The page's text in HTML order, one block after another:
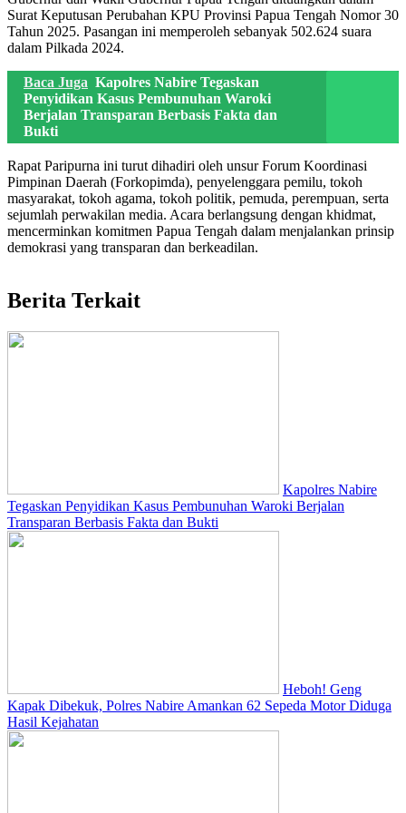
Surat Keputusan Perubahan KPU Provinsi Papua Tengah Nomor 30
Tahun 2025. Pasangan ini memperoleh sebanyak 502.624 suara
dalam Pilkada 2024.
Baca Juga Kapolres Nabire Tegaskan
Penyidikan Kasus Pembunuhan Waroki
Berjalan Transparan Berbasis Fakta dan
Bukti
Rapat Paripurna ini turut dihadiri oleh unsur Forum Koordinasi
Pimpinan Daerah (Forkopimda), penyelenggara pemilu, tokoh
masyarakat, tokoh agama, tokoh politik, pemuda, perempuan, serta
sejumlah perwakilan media. Acara berlangsung dengan khidmat,
mencerminkan komitmen Papua Tengah dalam menjalankan prinsip
demokrasi yang transparan dan berkeadilan.
Berita Terkait
Kapolres Nabire
Tegaskan Penyidikan Kasus Pembunuhan Waroki Berjalan
Transparan Berbasis Fakta dan Bukti
Heboh! Geng
Kapak Dibekuk, Polres Nabire Amankan 62 Sepeda Motor Diduga
Hasil Kejahatan